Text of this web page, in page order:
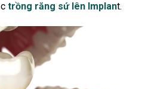
trồng răng sứ lên Implant.